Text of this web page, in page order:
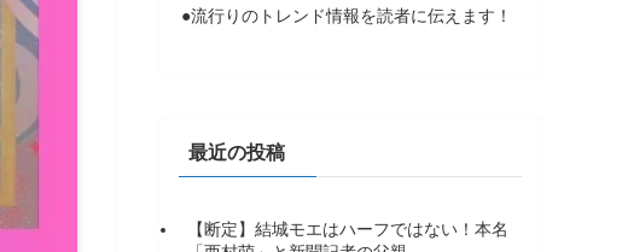
●流行りのトレンド情報を読者に伝えます！
最近の投稿
【断定】結城モエはハーフではない！本名